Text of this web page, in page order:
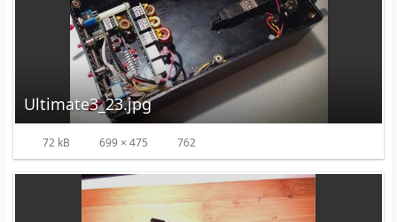
Ultimate3_23.jpg
72 kB 699 × 475 762